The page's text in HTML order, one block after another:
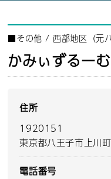
■その他 /西部地区（元
かみぃずるーむ
住所
1920151
東京都八王子市上川
電話番号